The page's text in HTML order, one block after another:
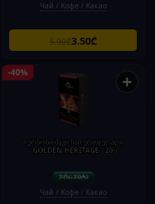
Чай / Кофе / Какао
5.90₾3.50₾
-40% +
თურსონი-შავი ჩაი ერთჯერადი,
"GOLDEN HERITAGE" 20ც
Чай / Кофе / Какао